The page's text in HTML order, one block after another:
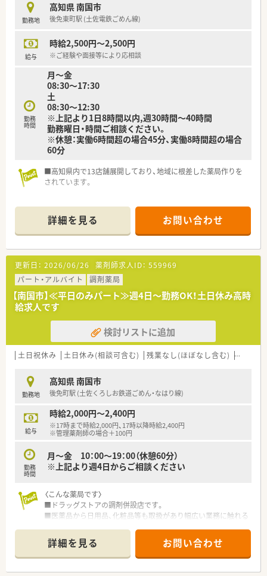
勤務地
高知県 南国市
後免東町駅 (土佐電鉄ごめん線)
給与
時給2,500円～2,500円
※ご経験や面接等により応相談
勤務
時間
月～金
08:30～17:30
土
08:30～12:30
※上記より1日8時間以内,週30時間～40時間
勤務曜日・時間ご相談ください。
※休憩：実働6時間超の場合45分、実働8時間超の場合
60分
■高知県内で13店舗展開しており、地域に根差した薬局作りを
されています。
詳細を見る お問い合わせ
更新日： 2026/06/26 薬剤師求人ID： 559969
パート・アルバイト
調剤薬局
【南国市】≪平日のみパート≫週4日～勤務OK！土日休み高時
給求人です
検討リストに追加
土日祝休み 土日休み(相談可含む) 残業なし(ほぼなし含む) シフト
勤務地
高知県 南国市
後免町駅 (土佐くろしお鉄道ごめん・なはり線)
給与
時給2,000円～2,400円
※17時まで時給2,000円、17時以降時給2,400円
※管理薬剤師の場合＋100円
勤務
時間
月～金 10：00～19：00（休憩60分）
※上記より週4日からご相談ください
〈こんな薬局です〉
■ドラッグストアの調剤併設店です。
■医薬品から日用品、化粧品等も取扱があり幅広い業務に触れる
■広域処方箋を応需しています。
〈業務内容〉
■調剤・投薬・服薬指導など一連の業務
詳細を見る お問い合わせ